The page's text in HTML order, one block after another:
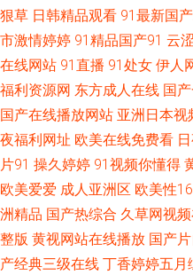
99热都是精品 麻豆三级视频 午夜福
中文字幕三级伦理 东方欧美色图
视新址 婷婷激情香啪啪 91新网址
拍 99热碰碰热精品 九一自拍网站
媒色图 AV导航网址 国产在线视频
AV性爱色 欧美日韩成人色情 尤物色
狠草 日韩精品观看 91最新国
市激情婷婷 91精品国产91 云
在线网站 91直播 91处女 伊人
福利资源网 东方成人在线 国
国产在线播放网站 亚洲日本视
夜福利网址 欧美在线免费看
片91 操久婷婷 91视频你懂得
欧美爱爱 成人亚洲区 欧美性16
洲精品 国产热综合 久草网视
整版 黄视网站在线播放 国产
产经典三级在线 丁香婷婷五月